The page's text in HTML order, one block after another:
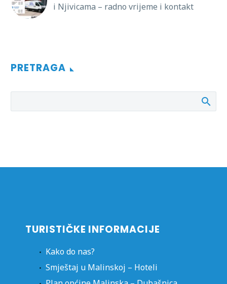
i Njivicama – radno vrijeme i kontakt
PRETRAGA
TURISTIČKE INFORMACIJE
Kako do nas?
Smještaj u Malinskoj – Hoteli